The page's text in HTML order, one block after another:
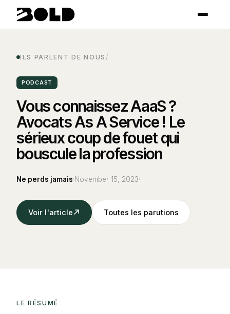
ILS PARLENT DE NOUS /
PODCAST
Vous connaissez AaaS ?
Avocats As A Service ! Le
sérieux coup de fouet qui
bouscule la profession
Ne perds jamais November 15, 2023
Voir l'article Toutes les parutions
LE RÉSUMÉ